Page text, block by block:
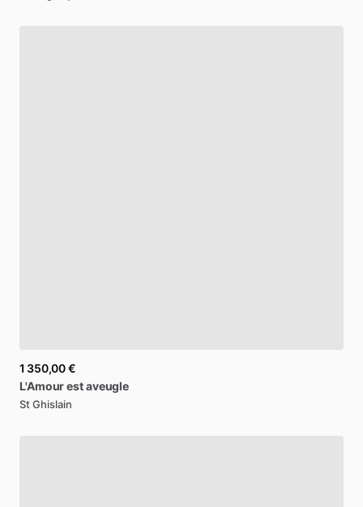
1 350,00 €
L'Amourestaveugle
St Ghislain